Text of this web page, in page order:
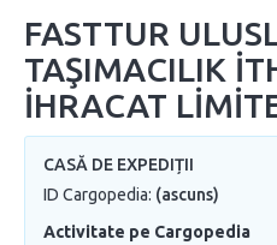
FASTTUR
TAŞIMACILIK
İHRACAT
CASĂ DE EXPEDIȚII
ID Cargopedia: (ascuns)
Activitate pe Cargopedia